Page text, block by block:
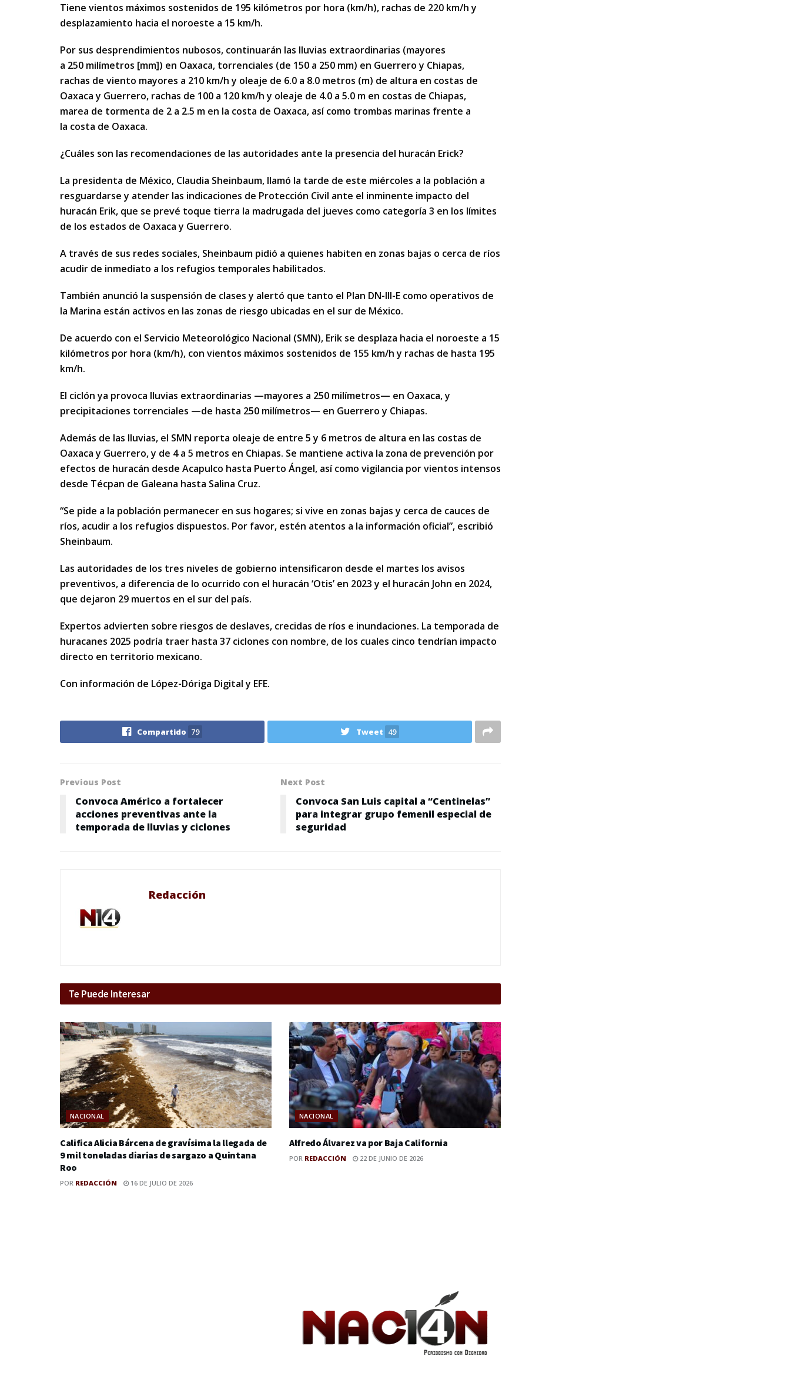
Tiene vientos máximos sostenidos de 195 kilómetros por hora (km/h), rachas de 220 km/h y
desplazamiento hacia el noroeste a 15 km/h.
Por sus desprendimientos nubosos, continuarán las lluvias extraordinarias (mayores
a 250 milímetros [mm]) en Oaxaca, torrenciales (de 150 a 250 mm) en Guerrero y Chiapas,
rachas de viento mayores a 210 km/h y oleaje de 6.0 a 8.0 metros (m) de altura en costas de
Oaxaca y Guerrero, rachas de 100 a 120 km/h y oleaje de 4.0 a 5.0 m en costas de Chiapas,
marea de tormenta de 2 a 2.5 m en la costa de Oaxaca, así como trombas marinas frente a
la costa de Oaxaca.
¿Cuáles son las recomendaciones de las autoridades ante la presencia del huracán Erick?
La presidenta de México, Claudia Sheinbaum, llamó la tarde de este miércoles a la población a
resguardarse y atender las indicaciones de Protección Civil ante el inminente impacto del
huracán Erik, que se prevé toque tierra la madrugada del jueves como categoría 3 en los límites
de los estados de Oaxaca y Guerrero.
A través de sus redes sociales, Sheinbaum pidió a quienes habiten en zonas bajas o cerca de ríos
acudir de inmediato a los refugios temporales habilitados.
También anunció la suspensión de clases y alertó que tanto el Plan DN-III-E como operativos de
la Marina están activos en las zonas de riesgo ubicadas en el sur de México.
De acuerdo con el Servicio Meteorológico Nacional (SMN), Erik se desplaza hacia el noroeste a 15
kilómetros por hora (km/h), con vientos máximos sostenidos de 155 km/h y rachas de hasta 195
km/h.
El ciclón ya provoca lluvias extraordinarias —mayores a 250 milímetros— en Oaxaca, y
precipitaciones torrenciales —de hasta 250 milímetros— en Guerrero y Chiapas.
Además de las lluvias, el SMN reporta oleaje de entre 5 y 6 metros de altura en las costas de
Oaxaca y Guerrero, y de 4 a 5 metros en Chiapas. Se mantiene activa la zona de prevención por
efectos de huracán desde Acapulco hasta Puerto Ángel, así como vigilancia por vientos intensos
desde Técpan de Galeana hasta Salina Cruz.
“Se pide a la población permanecer en sus hogares; si vive en zonas bajas y cerca de cauces de
ríos, acudir a los refugios dispuestos. Por favor, estén atentos a la información oficial”, escribió
Sheinbaum.
Las autoridades de los tres niveles de gobierno intensificaron desde el martes los avisos
preventivos, a diferencia de lo ocurrido con el huracán ‘Otis’ en 2023 y el huracán John en 2024,
que dejaron 29 muertos en el sur del país.
Expertos advierten sobre riesgos de deslaves, crecidas de ríos e inundaciones. La temporada de
huracanes 2025 podría traer hasta 37 ciclones con nombre, de los cuales cinco tendrían impacto
directo en territorio mexicano.
Con información de López-Dóriga Digital y EFE.
Compartido 79 Tweet 49
Previous Post
Convoca Américo a fortalecer
acciones preventivas ante la
temporada de lluvias y ciclones
Next Post
Convoca San Luis capital a “Centinelas”
para integrar grupo femenil especial de
seguridad
Redacción
Te Puede Interesar
NACIONAL
Califica Alicia Bárcena de gravísima la llegada de
9 mil toneladas diarias de sargazo a Quintana
Roo
POR REDACCIÓN 16 DE JULIO DE 2026
NACIONAL
Alfredo Álvarez va por Baja California
POR REDACCIÓN 22 DE JUNIO DE 2026